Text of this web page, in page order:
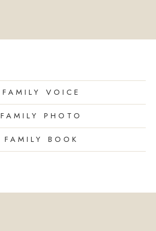
FAMILY VOICE
FAMILY PHOTO
FAMILY BOOK